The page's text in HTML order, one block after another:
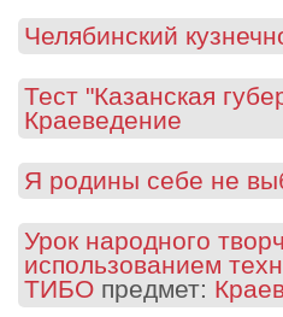
Челябинский
Тест "Казанская
Краеведение
Я родины себе не
Урок народного
использованием
ТИБО предмет: